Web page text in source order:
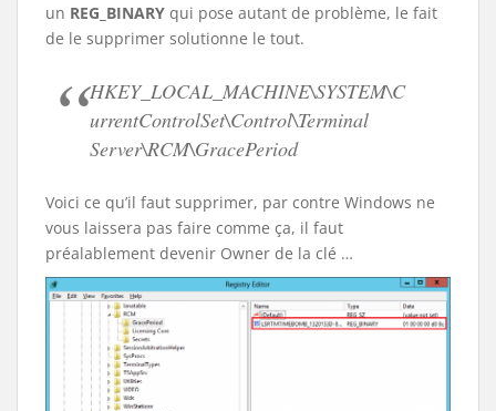
un REG_BINARY qui pose autant de problème, le fait
de le supprimer solutionne le tout.
HKEY_LOCAL_MACHINE\SYSTEM\C
urrentControlSet\Control\Terminal
Server\RCM\GracePeriod
Voici ce qu’il faut supprimer, par contre Windows ne
vous laissera pas faire comme ça, il faut
préalablement devenir Owner de la clé …